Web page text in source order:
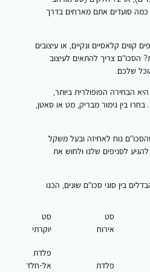
סועדים אתם מארחים בדרך
קווים קלאסיים ונקיים, או עיצובים
הסכו"ם צריך להתאים לעיצוב
שלכם.
הבחירה הפופולרית ביותר,
בחרו בין גימור מבריק, מט או סאטן,
נוח לאחיזה ובעל משקל
לסניפים שלנו ולחוש את
בין סוגי סכו"ם שונים, הכנו
סט
אירוח
סט
יוקרתי
פלדת
פלדת
אל-חלד